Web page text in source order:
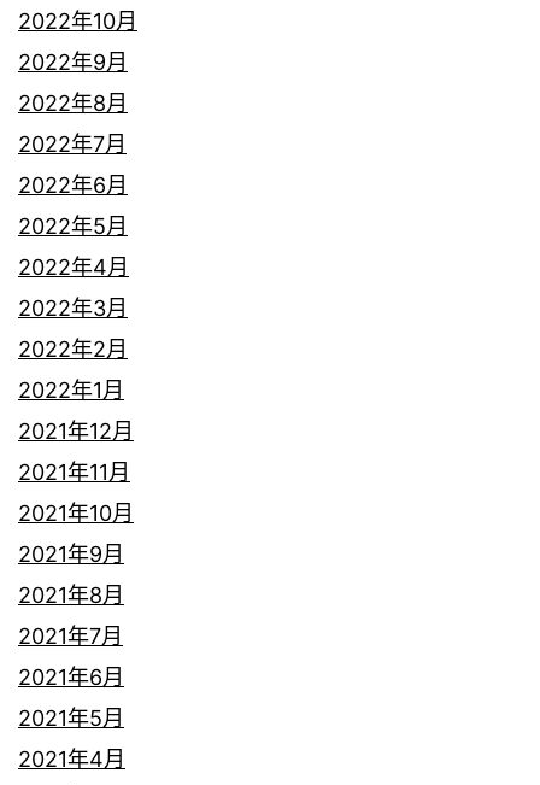
2022年10月
2022年9月
2022年8月
2022年7月
2022年6月
2022年5月
2022年4月
2022年3月
2022年2月
2022年1月
2021年12月
2021年11月
2021年10月
2021年9月
2021年8月
2021年7月
2021年6月
2021年5月
2021年4月